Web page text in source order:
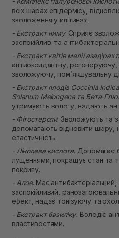
всіх шарах епідермісу,
зволоження у клітинах.
- Екстракт ниму. Сприяє
заспокійливі та
- Екстракт квітів мелії
антиоксидантну, регенеруючу,
зволожуючу, пом’якшувальну
- Екстракт плодів Coccinia
Solanum Melongena та Бета-
утримують вологу, надають
- Фітостероли. Зволожують та
допомагають відновити шкіру,
еластичність.
- Лінолева кислота. Допомагає
лущеннями, покращує стан та
покриву.
- Алое. Має антибактеріальний,
заспокійливий,
ефект, надає тонізуючу та
- Екстракт базиліку. Володіє
властивостями.